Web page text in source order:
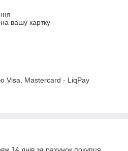
вашу картку
Visa, Mastercard - LiqPay